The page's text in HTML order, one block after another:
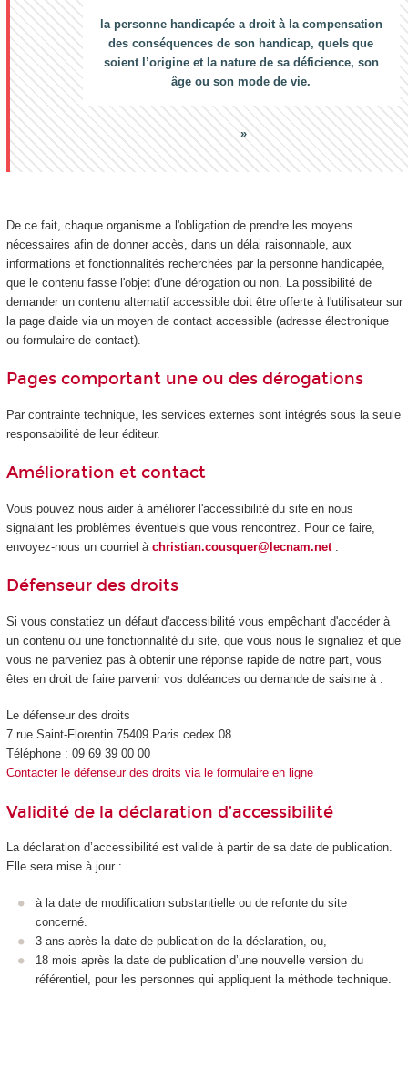
la personne handicapée a droit à la compensation
des conséquences de son handicap, quels que
soient l’origine et la nature de sa déficience, son
âge ou son mode de vie.
De ce fait, chaque organisme a l'obligation de prendre les moyens
nécessaires afin de donner accès, dans un délai raisonnable, aux
informations et fonctionnalités recherchées par la personne handicapée,
que le contenu fasse l'objet d'une dérogation ou non. La possibilité de
demander un contenu alternatif accessible doit être offerte à l'utilisateur sur
la page d'aide via un moyen de contact accessible (adresse électronique
ou formulaire de contact).
Pages comportant une ou des dérogations
Par contrainte technique, les services externes sont intégrés sous la seule
responsabilité de leur éditeur.
Amélioration et contact
Vous pouvez nous aider à améliorer l'accessibilité du site en nous
signalant les problèmes éventuels que vous rencontrez. Pour ce faire,
envoyez-nous un courriel à christian.cousquer@lecnam.net
Défenseur des droits
Si vous constatiez un défaut d'accessibilité vous empêchant d'accéder à
un contenu ou une fonctionnalité du site, que vous nous le signaliez et que
vous ne parveniez pas à obtenir une réponse rapide de notre part, vous
êtes en droit de faire parvenir vos doléances ou demande de saisine à :
Le défenseur des droits
7 rue Saint-Florentin 75409 Paris cedex 08
Téléphone : 09 69 39 00 00
Contacter le défenseur des droits via le formulaire en ligne
Validité de la déclaration d’accessibilité
La déclaration d’accessibilité est valide à partir de sa date de publication.
Elle sera mise à jour :
à la date de modification substantielle ou de refonte du site
concerné.
3 ans après la date de publication de la déclaration, ou,
18 mois après la date de publication d’une nouvelle version du
référentiel, pour les personnes qui appliquent la méthode technique.